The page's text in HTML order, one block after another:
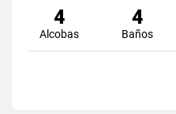
4
Alcobas
4
Baños